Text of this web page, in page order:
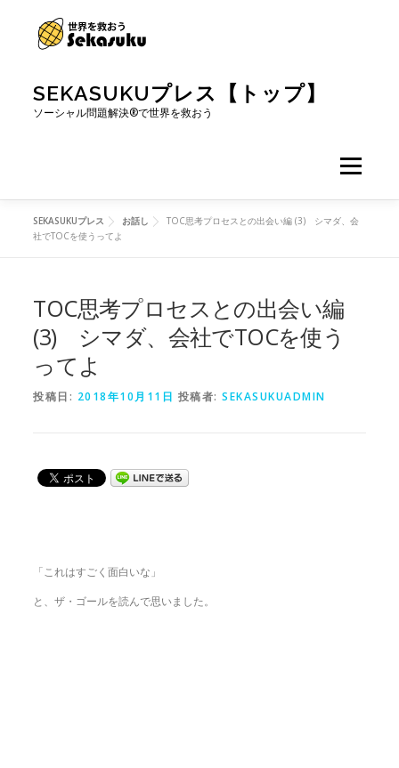
SEKASUKUプレス【トップ】
ソーシャル問題解決®で世界を救おう
メニュー
SEKASUKUプレス お話し
TOC思考プロセスとの出会い編 (3) シマダ、会
社でTOCを使うってよ
TOC思考プロセスとの出会い編
(3) シマダ、会社でTOCを使う
ってよ
投稿日: 2018年10月11日 投稿者:SEKASUKUADMIN
「これはすごく面白いな」
と、ザ・ゴールを読んで思いました。